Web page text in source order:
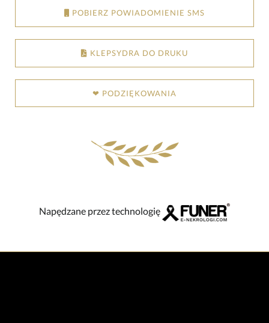
POBIERZ POWIADOMIENIE SMS
KLEPSYDRA DO DRUKU
❤ PODZIĘKOWANIA
Napędzane przez technologię